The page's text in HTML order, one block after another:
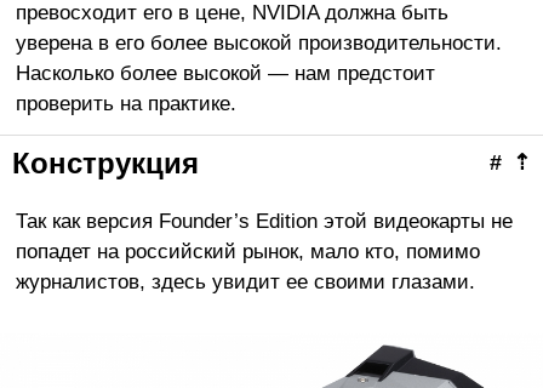
превосходит его в цене, NVIDIA должна быть
уверена в его более высокой производительности.
Насколько более высокой — нам предстоит
проверить на практике.
⇡
#
Конструкция
Так как версия Founder’s Edition этой видеокарты не
попадет на российский рынок, мало кто, помимо
журналистов, здесь увидит ее своими глазами.